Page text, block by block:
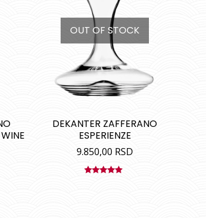
OUT OF STOCK
DEKANTER ZAFFERANO
ESPERIENZE
9.850,00 RSD